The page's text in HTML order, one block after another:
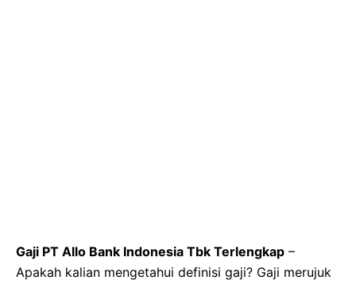
Gaji PT Allo Bank Indonesia Tbk Terlengkap –
Apakah kalian mengetahui definisi gaji? Gaji merujuk